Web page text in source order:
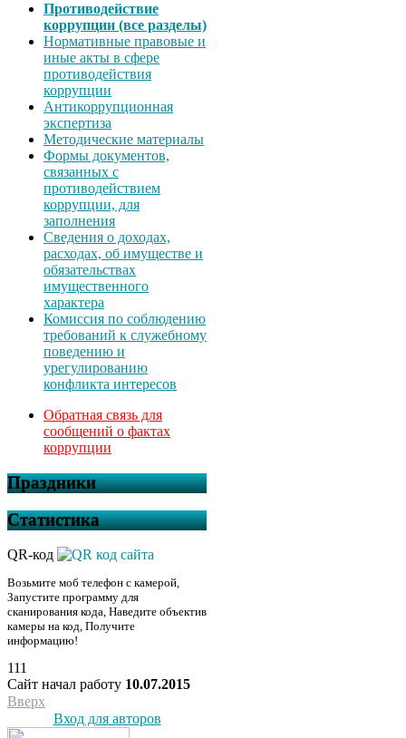
Противодействие
коррупции (все разделы)
Нормативные правовые и
иные акты в сфере
противодействия
коррупции
Антикоррупционная
экспертиза
Методические материалы
Формы документов,
связанных с
противодействием
коррупции, для
заполнения
Сведения о доходах,
расходах, об имуществе и
обязательствах
имущественного
характера
Комиссия по соблюдению
требований к служебному
поведению и
урегулированию
конфликта интересов
Обратная связь для
сообщений о фактах
коррупции
Праздники
Статистика
QR-код
Возьмите моб телефон с камерой,
Запустите программу для
сканирования кода, Наведите объектив
камеры на код, Получите
информацию!
111
Сайт начал работу 10.07.2015
Вверх
Вход для авторов